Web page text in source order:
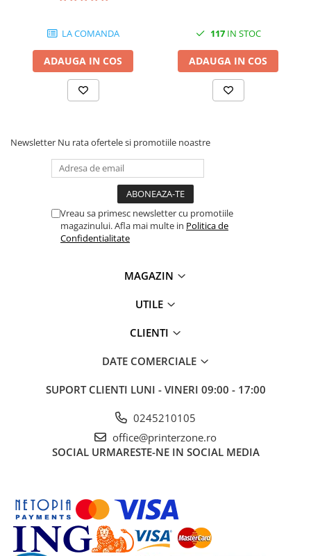
LA COMANDA
ADAUGA IN COS
117IN STOC
ADAUGA IN COS
Newsletter Nu rata ofertele si promotiile noastre
Vreau sa primesc newsletter cu promotiile
magazinului. Afla mai multe in Politica de
Confidentialitate
MAGAZIN
UTILE
CLIENTI
DATE COMERCIALE
SUPORT CLIENTI LUNI - VINERI 09:00 - 17:00
0245210105
office@printerzone.ro
SOCIAL URMARESTE-NE IN SOCIAL MEDIA